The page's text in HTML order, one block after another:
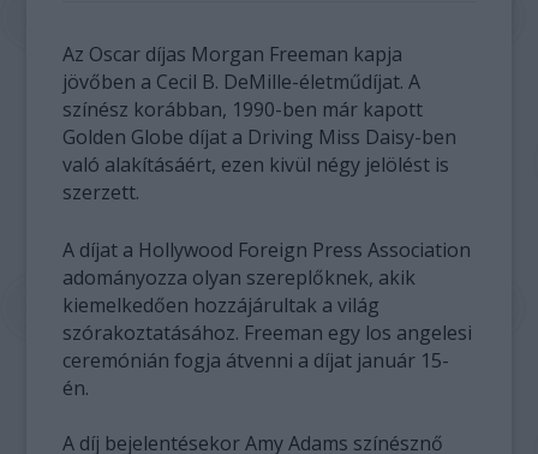
Az Oscar díjas Morgan Freeman kapja
jövőben a Cecil B. DeMille-életműdíjat. A
színész korábban, 1990-ben már kapott
Golden Globe díjat a Driving Miss Daisy-ben
való alakításáért, ezen kivül négy jelölést is
szerzett.
A díjat a Hollywood Foreign Press Association
adományozza olyan szereplőknek, akik
kiemelkedően hozzájárultak a világ
szórakoztatásához. Freeman egy los angelesi
ceremónián fogja átvenni a díjat január 15-
én.
A díj bejelentésekor Amy Adams színésznő